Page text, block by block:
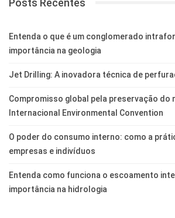
Entenda o que é um conglomerado
importância na geologia
Jet Drilling: A inovadora técnica de
Compromisso global pela preservação do
Internacional Environmental Convention
O poder do consumo interno: como a
empresas e indivíduos
Entenda como funciona o escoamento
importância na hidrologia